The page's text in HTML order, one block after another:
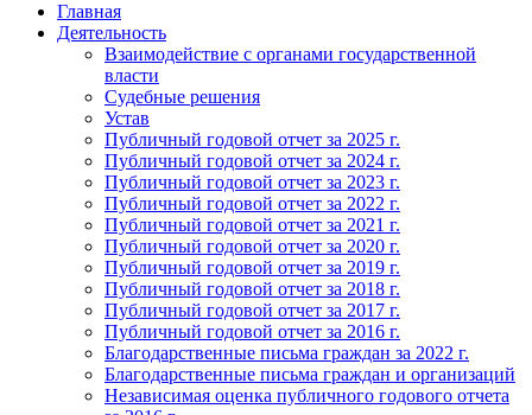
Главная
Деятельность
Взаимодействие с органами государственной
власти
Судебные решения
Устав
Публичный годовой отчет за 2025 г.
Публичный годовой отчет за 2024 г.
Публичный годовой отчет за 2023 г.
Публичный годовой отчет за 2022 г.
Публичный годовой отчет за 2021 г.
Публичный годовой отчет за 2020 г.
Публичный годовой отчет за 2019 г.
Публичный годовой отчет за 2018 г.
Публичный годовой отчет за 2017 г.
Публичный годовой отчет за 2016 г.
Благодарственные письма граждан за 2022 г.
Благодарственные письма граждан и организаций
Независимая оценка публичного годового отчета